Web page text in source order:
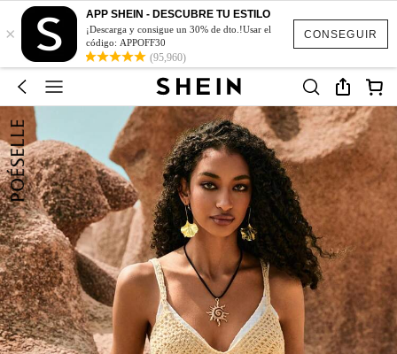
CONSEGUIR
×
APP SHEIN - DESCUBRE TU ESTILO
¡Descarga y consigue un 30% de dto.!Usar el
código: APPOFF30
(95,960)